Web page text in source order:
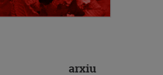
arxiu